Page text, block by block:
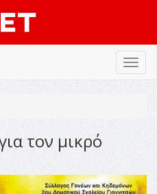
τον μικρό